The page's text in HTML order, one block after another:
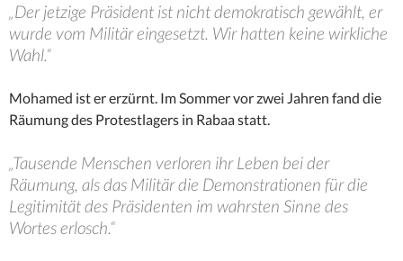
„Der jetzige Präsident ist nicht demokratisch gewählt, er
wurde vom Militär eingesetzt. Wir hatten keine wirkliche
Wahl.“
Mohamed ist er erzürnt. Im Sommer vor zwei Jahren fand die
Räumung des Protestlagers in Rabaa statt.
„Tausende Menschen verloren ihr Leben bei der
Räumung, als das Militär die Demonstrationen für die
Legitimität des Präsidenten im wahrsten Sinne des
Wortes erlosch.“